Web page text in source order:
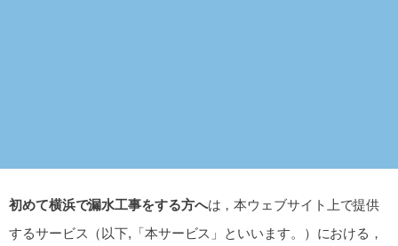
初めて横浜で漏水工事をする方へは，本ウェブサイト上で提供
するサービス（以下,「本サービス」といいます。）における，